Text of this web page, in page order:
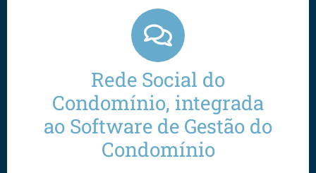
Rede Social do
Condomínio, integrada
ao Software de Gestão do
Condomínio